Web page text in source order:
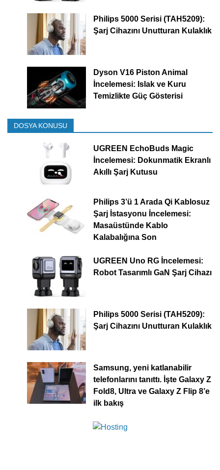
Philips 5000 Serisi (TAH5209):
Şarj Cihazını Unutturan Kulaklık
Dyson V16 Piston Animal
İncelemesi: Islak ve Kuru
Temizlikte Güç Gösterisi
DOSYA KONUSU
UGREEN EchoBuds Magic
İncelemesi: Dokunmatik Ekranlı
Akıllı Şarj Kutusu
Philips 3’ü 1 Arada Qi Kablosuz
Şarj İstasyonu İncelemesi:
Masaüstünde Kablo
Kalabalığına Son
UGREEN Uno RG İncelemesi:
Robot Tasarımlı GaN Şarj Cihazı
Philips 5000 Serisi (TAH5209):
Şarj Cihazını Unutturan Kulaklık
Samsung, yeni katlanabilir
telefonlarını tanıttı. İşte Galaxy Z
Fold8, Ultra ve Galaxy Z Flip 8’e
ilk bakış